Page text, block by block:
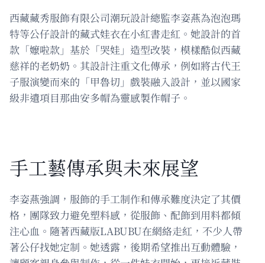
西藏藏秀服飾有限公司潮玩設計總監李姿燕為泡泡瑪
特等公仔設計的藏式娃衣在小紅書走紅。她設計的首
款「嬤啦款」基於「哭娃」造型改裝，模樣酷似西藏
慈祥的老奶奶。其設計注重文化傳承，例如將古代王
子服演變而來的「甲魯切」戲裝融入設計，並以國家
級非遺項目那曲安多帽為靈感製作帽子。
手工藝傳承與未來展望
李姿燕強調，服飾的手工制作和傳承難度決定了其價
格，團隊致力避免塑料感，從服飾、配飾到用料都傾
注心血。隨著西藏版LABUBU在網絡走紅，不少人帶
著公仔找她定制。她透露，後期希望推出互動體驗，